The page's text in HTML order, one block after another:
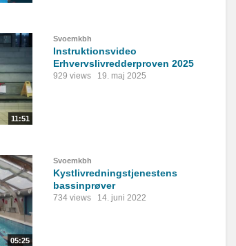
11:51
Svoemkbh
Instruktionsvideo
Erhvervslivredderproven 2025
929 views 19. maj 2025
05:25
Svoemkbh
Kystlivredningstjenestens
bassinprøver
734 views 14. juni 2022